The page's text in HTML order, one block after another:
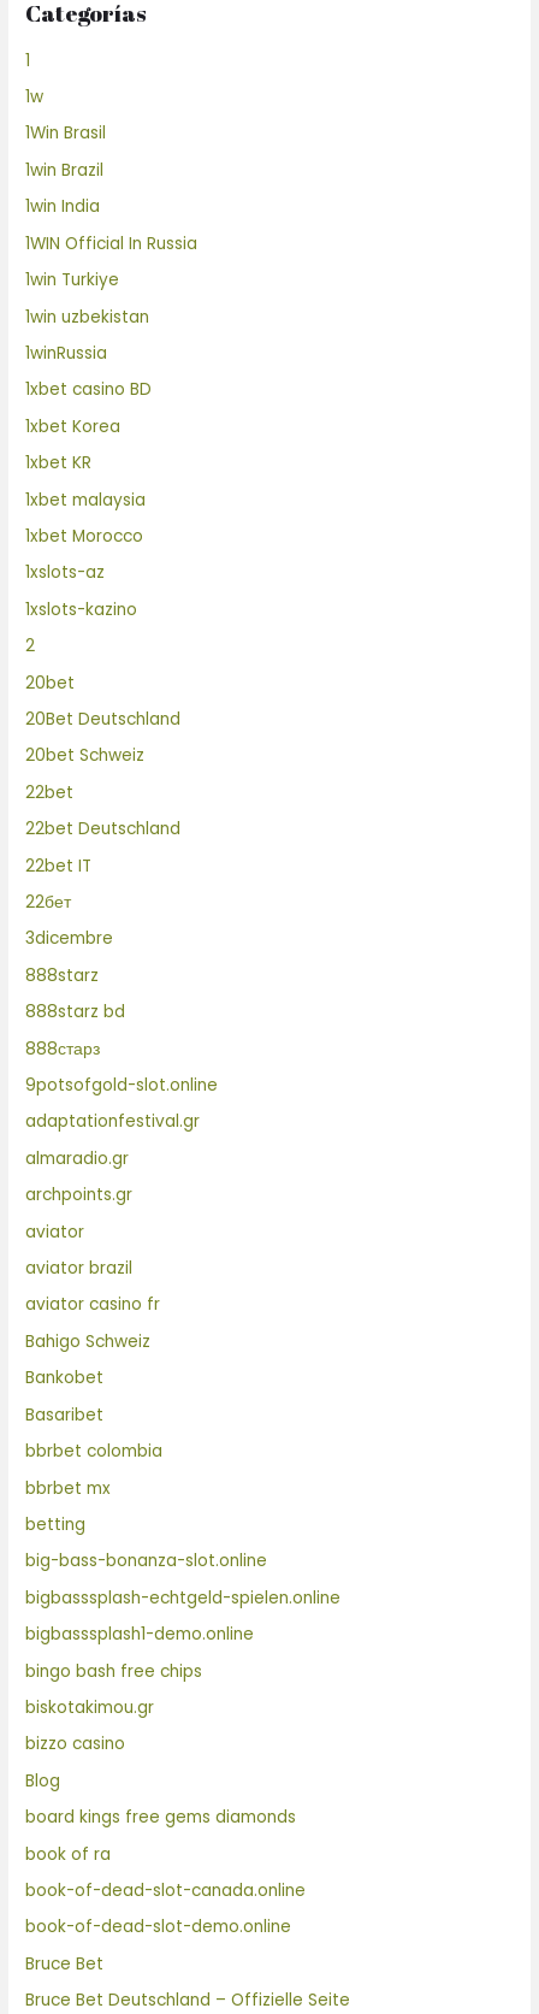
Categorías
1
1w
1Win Brasil
1win Brazil
1win India
1WIN Official In Russia
1win Turkiye
1win uzbekistan
1winRussia
1xbet casino BD
1xbet Korea
1xbet KR
1xbet malaysia
1xbet Morocco
1xslots-az
1xslots-kazino
2
20bet
20Bet Deutschland
20bet Schweiz
22bet
22bet Deutschland
22bet IT
22бет
3dicembre
888starz
888starz bd
888старз
9potsofgold-slot.online
adaptationfestival.gr
almaradio.gr
archpoints.gr
aviator
aviator brazil
aviator casino fr
Bahigo Schweiz
Bankobet
Basaribet
bbrbet colombia
bbrbet mx
betting
big-bass-bonanza-slot.online
bigbasssplash-echtgeld-spielen.online
bigbasssplash1-demo.online
bingo bash free chips
biskotakimou.gr
bizzo casino
Blog
board kings free gems diamonds
book of ra
book-of-dead-slot-canada.online
book-of-dead-slot-demo.online
Bruce Bet
Bruce Bet Deutschland – Offizielle Seite